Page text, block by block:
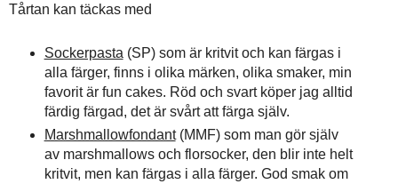
Tårtan kan täckas med
Sockerpasta (SP) som är kritvit och kan färgas i
alla färger, finns i olika märken, olika smaker, min
favorit är fun cakes. Röd och svart köper jag alltid
färdig färgad, det är svårt att färga själv.
Marshmallowfondant(MMF) som man gör själv
av marshmallows och florsocker, den blir inte helt
kritvit, men kan färgas i alla färger. God smak om